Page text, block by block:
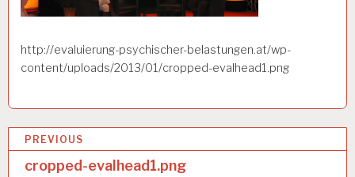
http://evaluierung-psychischer-belastungen.at/wp-
content/uploads/2013/01/cropped-evalhead1.png
BPREVIOUS
cropped-evalhead1.png